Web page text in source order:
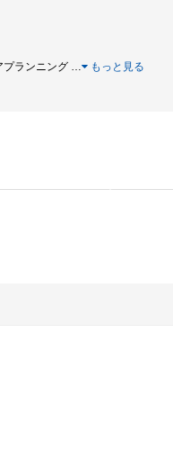
プランニング … もっと見る